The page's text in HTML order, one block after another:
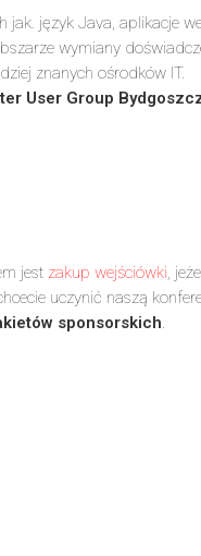
jak. język Java, aplikacje
wymiany
znanych ośrodków IT.
User Group
jest zakup wejściówki,
uczynić naszą
sponsorskich.